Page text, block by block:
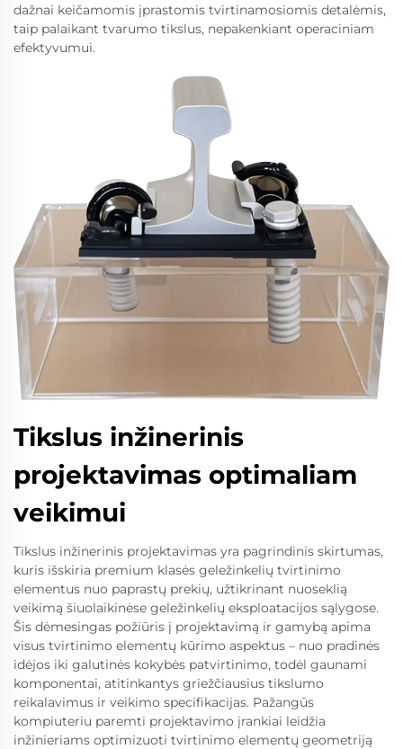
dažnai keičamomis įprastomis tvirtinamosiomis detalėmis,
taip palaikant tvarumo tikslus, nepakenkiant operaciniam
efektyvumui.
Tikslus inžinerinis
projektavimas optimaliam
veikimui
Tikslus inžinerinis projektavimas yra pagrindinis skirtumas,
kuris išskiria premium klasės geležinkelių tvirtinimo
elementus nuo paprastų prekių, užtikrinant nuoseklią
veikimą šiuolaikinėse geležinkelių eksploatacijos sąlygose.
Šis dėmesingas požiūris į projektavimą ir gamybą apima
visus tvirtinimo elementų kūrimo aspektus – nuo pradinės
idėjos iki galutinės kokybės patvirtinimo, todėl gaunami
komponentai, atitinkantys griežčiausius tikslumo
reikalavimus ir veikimo specifikacijas. Pažangūs
kompiuteriu paremti projektavimo įrankiai leidžia
inžinieriams optimizuoti tvirtinimo elementų geometriją